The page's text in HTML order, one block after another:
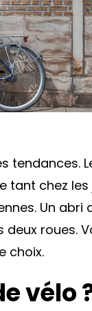
tendances.
chez les
Un abri
roues.
choix.
vélo